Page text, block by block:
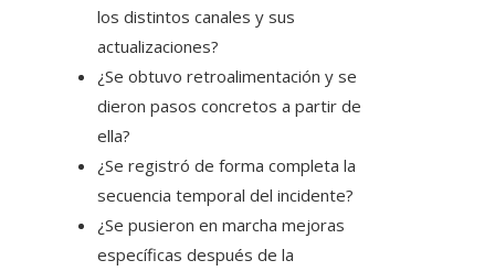
los distintos canales y sus
actualizaciones?
¿Se obtuvo retroalimentación y se
dieron pasos concretos a partir de
ella?
¿Se registró de forma completa la
secuencia temporal del incidente?
¿Se pusieron en marcha mejoras
específicas después de la